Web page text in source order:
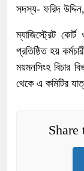
সদস্য- ফরিদ
ম্যাজিস্ট্রেট
প্রতিষ্ঠিত হয়
ময়মনসিংহ বিচার
থেকে এ কমিটির
Share